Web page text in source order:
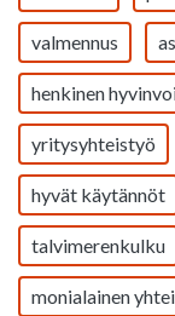
valmennus
henkinen
yritysyhteistyö
hyvät käytännöt
talvimerenkulku
monialainen